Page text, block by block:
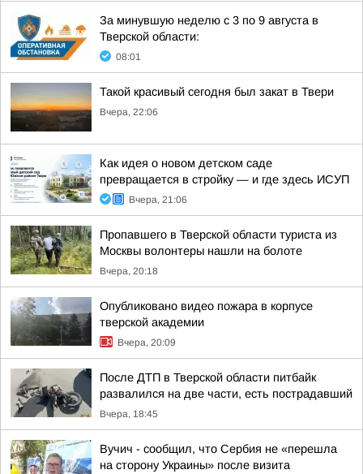
За минувшую неделю с 3 по 9 августа в
Тверской области:
08:01
Такой красивый сегодня был закат в Твери
Вчера, 22:06
Как идея о новом детском саде
превращается в стройку — и где здесь ИСУП
Вчера, 21:06
Пропавшего в Тверской области туриста из
Москвы волонтеры нашли на болоте
Вчера, 20:18
Опубликовано видео пожара в корпусе
тверской академии
Вчера, 20:09
После ДТП в Тверской области питбайк
развалился на две части, есть пострадавший
Вчера, 18:45
Вучич - сообщил, что Сербия не «перешла
на сторону Украины» после визита